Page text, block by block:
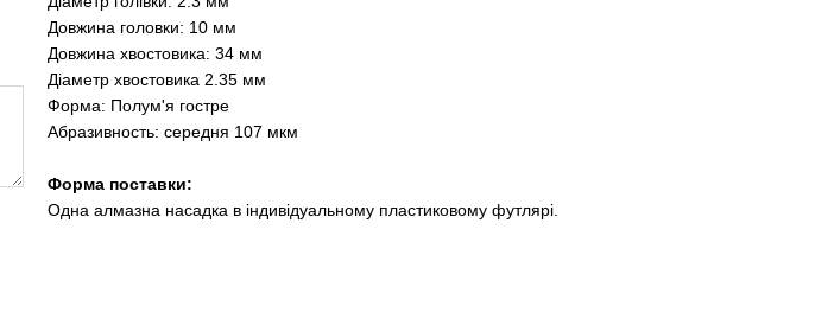
Довжина головки: 10 мм
Довжина хвостовика: 34 мм
Діаметр хвостовика 2.35 мм
Форма: Полум'я гостре
Абразивность: середня 107 мкм
Форма поставки:
Одна алмазна насадка в індивідуальному пластиковому футлярі.